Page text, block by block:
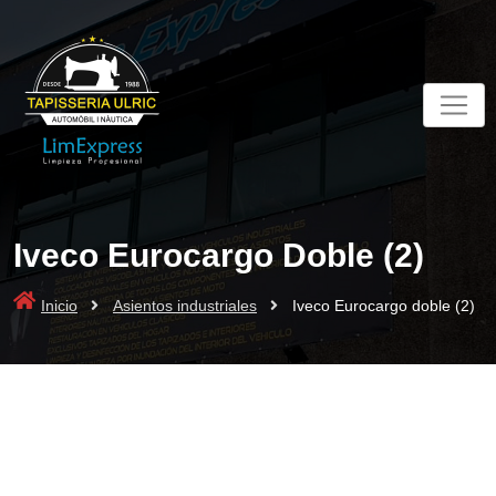
content
Iveco Eurocargo Doble (2)
Inicio Asientos industriales Iveco Eurocargo doble (2)